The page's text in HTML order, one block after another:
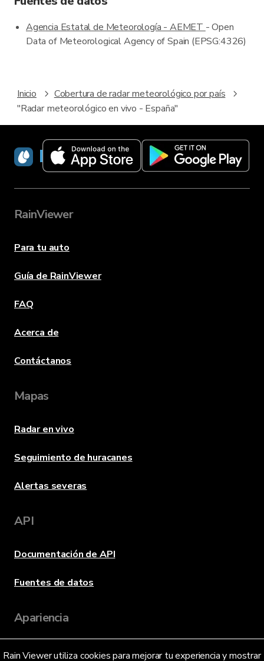
Agencia Estatal de Meteorología - AEMET - Open
Data of Meteorological Agency of Spain (EPSG:4326)
Rain Viewer utiliza cookies para mejorar tu experiencia y mostrar
Inicio
Cobertura de radar meteorológico por país
"Radar meteorológico en vivo - España"
RainViewer
RainViewer
Para tu auto
Guía de RainViewer
FAQ
Acerca de
Contáctanos
Mapas
Radar en vivo
Seguimiento de huracanes
Alertas severas
API
Documentación de API
Fuentes de datos
Apariencia